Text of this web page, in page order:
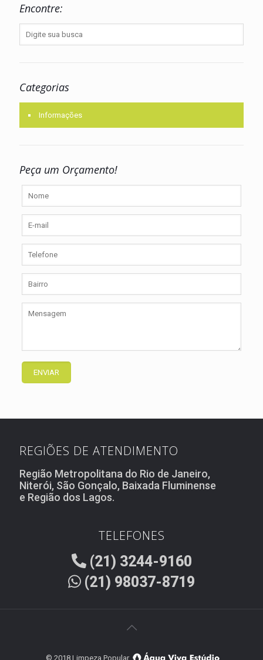
Encontre:
Categorias
Informações
Peça um Orçamento!
REGIÕES DE ATENDIMENTO
Região Metropolitana do Rio de Janeiro,
Niterói, São Gonçalo, Baixada Fluminense
e Região dos Lagos.
TELEFONES
(21) 3244-9160
(21) 98037-8719
© 2018 Limpeza Popular